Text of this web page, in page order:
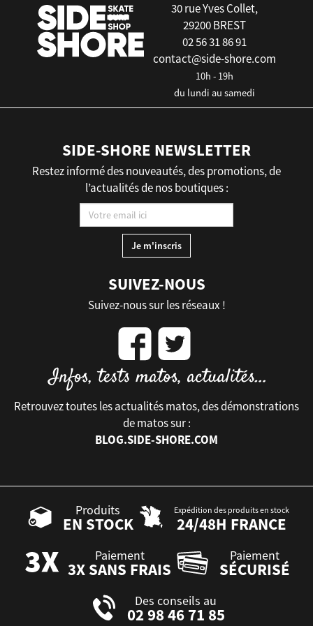
30 rue Yves Collet,
29200 BREST
02 56 31 86 91
contact@side-shore.com
10h - 19h
du lundi au samedi
SIDE-SHORE NEWSLETTER
Restez informé des nouveautés, des promotions, de
l’actualités de nos boutiques :
SUIVEZ-NOUS
Suivez-nous sur les réseaux !
Retrouvez toutes les actualités matos, des démonstrations
de matos sur :
BLOG.SIDE-SHORE.COM
Produits
EN STOCK
Expédition des produits en stock
24/48H FRANCE
Paiement
3X SANS FRAIS
Paiement
SÉCURISÉ
Des conseils au
02 98 46 71 85